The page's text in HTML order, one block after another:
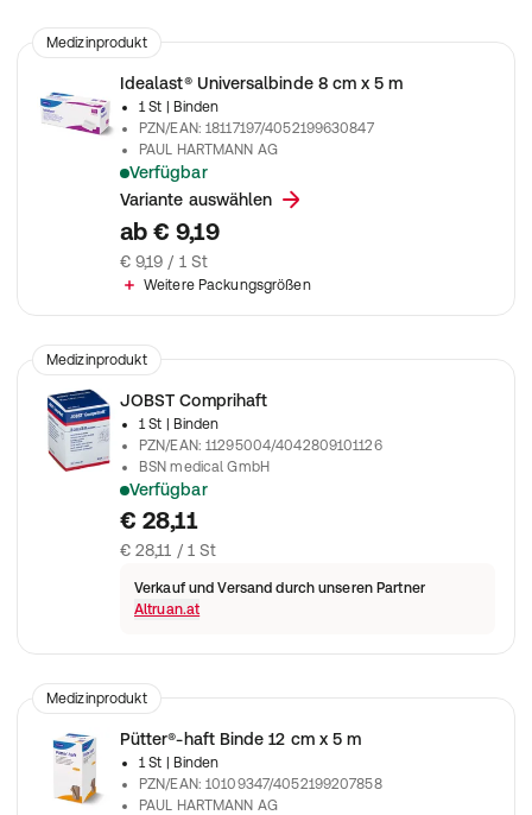
Medizinprodukt
Idealast® Universalbinde 8 cm x 5 m
1 St
| Binden
PZN/EAN:18117197/4052199630847
PAUL HARTMANN AG
Verfügbar
Die dauerelastische Idealbinde, die nicht ausleiert
Variante auswählen
ab € 9,19
€ 9,19 / 1 St
Weitere Packungsgrößen
Medizinprodukt
JOBST Comprihaft
1 St
| Binden
PZN/EAN:11295004/4042809101126
BSN medical GmbH
Verfügbar
Für Kompressionsverbände bei phlebologischen und
€ 28,11
€ 28,11 / 1 St
Verkauf und Versand durch unseren Partner
Altruan.at
Medizinprodukt
Pütter®-haft Binde 12 cm x 5 m
1 St
| Binden
PZN/EAN:10109347/4052199207858
PAUL HARTMANN AG